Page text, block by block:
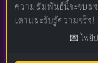
ความสัมพันธ์นี้จะจบล
เดาและรับรู้ความจริง!
💌 ไพ่ยิ